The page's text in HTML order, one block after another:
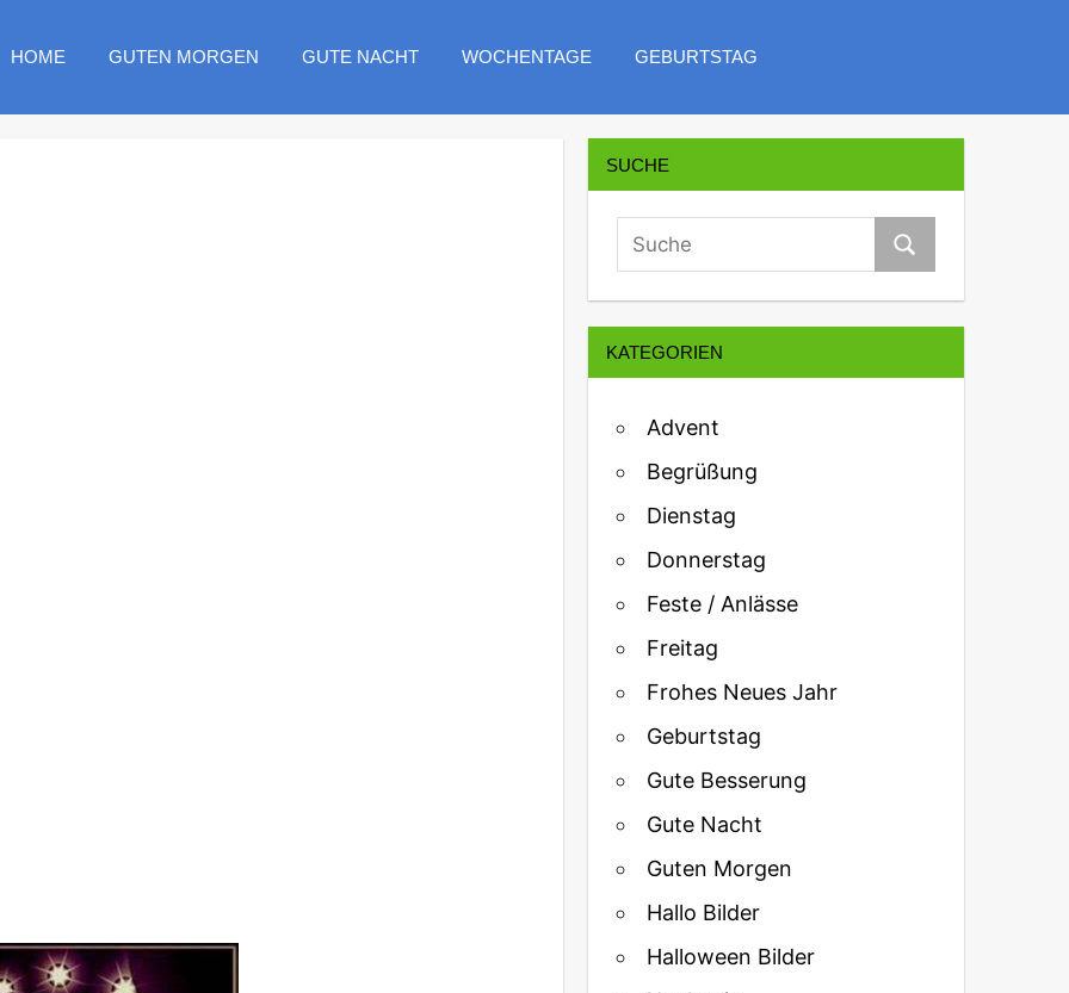
HOME GUTEN MORGEN GUTE NACHT WOCHENTAGE GEBURTSTAG
SUCHE
KATEGORIEN
Advent
Begrüßung
Dienstag
Donnerstag
Feste / Anlässe
Freitag
Frohes Neues Jahr
Geburtstag
Gute Besserung
Gute Nacht
Guten Morgen
Hallo Bilder
Halloween Bilder